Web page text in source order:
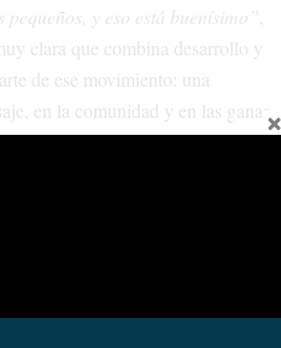
y eso está buenísimo”,
clara que combina desarrollo y
de ese movimiento: una
en la comunidad y en las ganas
la identidad del lugar.